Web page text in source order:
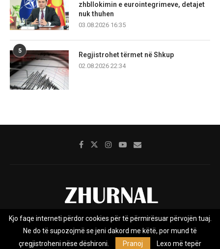
zhbllokimin e eurointegrimeve, detajet
nuk thuhen
03.08.2026 16:35
5
Regjistrohet tërmet në Shkup
02.08.2026 22:34
Rreth nesh Impresumi Marketing
Privacy Policy
Kjo faqe interneti përdor cookies për të përmirësuar përvojën tuaj.
Ne do të supozojmë se jeni dakord me këtë, por mund të
çregjistroheni nëse dëshironi.
Pranoj Lexo më tepër